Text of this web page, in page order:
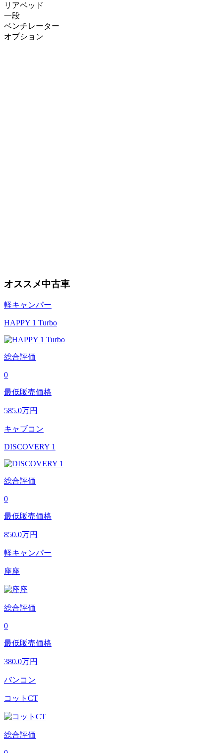
リアベッド
一段
ベンチレーター
オプション
オススメ中古車
軽キャンパー
HAPPY 1 Turbo
総合評価
0
最低販売価格
585.0万円
キャブコン
DISCOVERY 1
総合評価
0
最低販売価格
850.0万円
軽キャンパー
座座
総合評価
0
最低販売価格
380.0万円
バンコン
コットCT
総合評価